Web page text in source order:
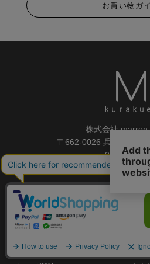
お買い物ガ
株式会社 marron
〒662-0026 兵庫県西宮
0798-81-
M苦楽園について 商品
コーディネート一覧 レシ
テーブルコーディネート一覧 マガ
お買い物ガイド メル